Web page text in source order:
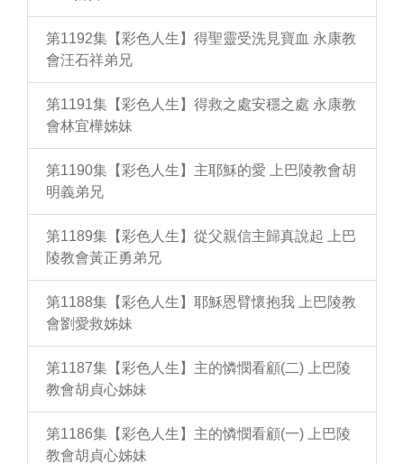
第1192集【彩色人生】得聖靈受洗見寶血 永康教
會汪石祥弟兄
第1191集【彩色人生】得救之處安穩之處 永康教
會林宜樺姊妹
第1190集【彩色人生】主耶穌的愛 上巴陵教會胡
明義弟兄
第1189集【彩色人生】從父親信主歸真說起 上巴
陵教會黃正勇弟兄
第1188集【彩色人生】耶穌恩臂懷抱我 上巴陵教
會劉愛救姊妹
第1187集【彩色人生】主的憐憫看顧(二) 上巴陵
教會胡貞心姊妹
第1186集【彩色人生】主的憐憫看顧(一) 上巴陵
教會胡貞心姊妹